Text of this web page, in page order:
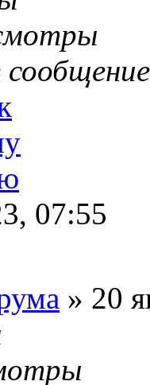
07:55
» 20